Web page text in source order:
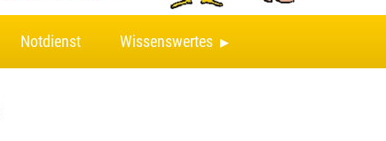
Notdienst Wissenswertes ▸